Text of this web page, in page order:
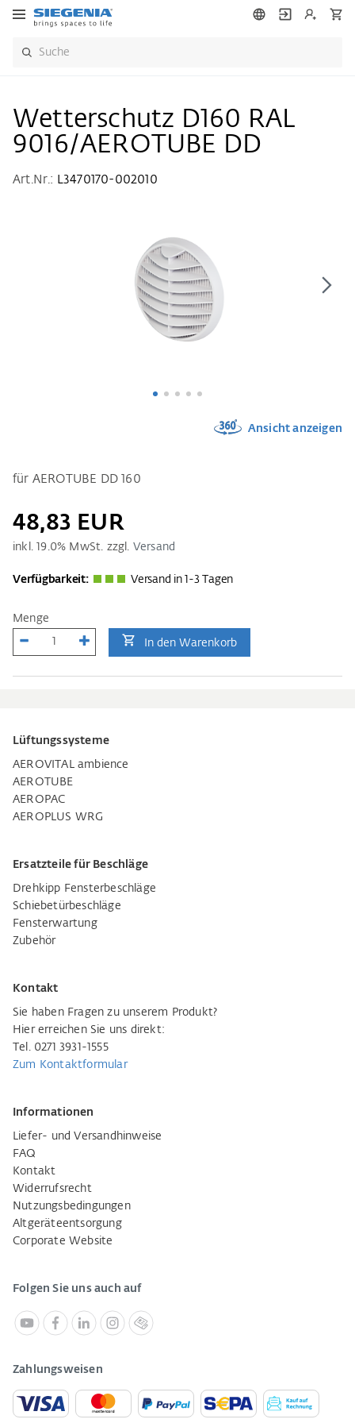
Wetterschutz D160 RAL
9016/AEROTUBE DD
Art.Nr.: L3470170-002010
Ansicht anzeigen
für AEROTUBE DD 160
48,83 EUR
inkl.19.0% MwSt. zzgl. Versand
Verfügbarkeit: Versand in 1-3 Tagen
Menge
In den Warenkorb
Lüftungssysteme
AEROVITAL ambience
AEROTUBE
AEROPAC
AEROPLUS WRG
Ersatzteile für Beschläge
Drehkipp Fensterbeschläge
Schiebetürbeschläge
Fensterwartung
Zubehör
Kontakt
Sie haben Fragen zu unserem Produkt?
Hier erreichen Sie uns direkt:
Tel. 0271 3931-1555
Zum Kontaktformular
Informationen
Liefer- und Versandhinweise
FAQ
Kontakt
Widerrufsrecht
Nutzungsbedingungen
Altgeräteentsorgung
Corporate Website
Folgen Sie uns auch auf
Zahlungsweisen